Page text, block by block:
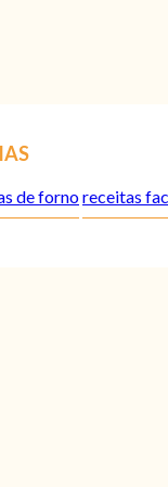
de fornoreceitas